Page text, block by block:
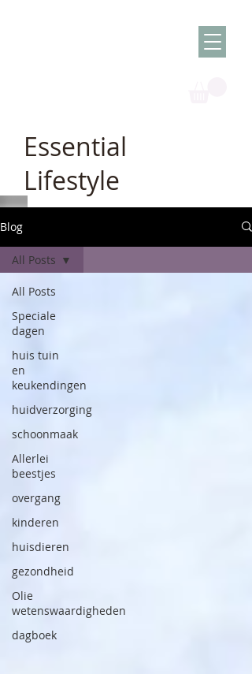
Essential
Lifestyle
Blog
All Posts
Speciale
dagen
huis tuin
en
keukendingen
huidverzorging
schoonmaak
Allerlei
beestjes
overgang
kinderen
huisdieren
gezondheid
Olie
wetenswaardigheden
dagboek
All Posts